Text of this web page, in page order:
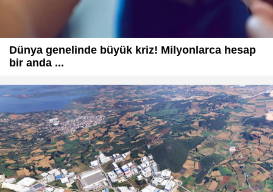
Dünya genelinde büyük kriz! Milyonlarca hesap
bir anda ...